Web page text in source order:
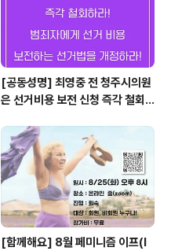
[공동성명] 최영중 전 청주시의원
은 선거비용 보전 신청 즉각 철회
하는 선거법을 개정하라!
[함께해요] 8월 페미니즘 이프(I